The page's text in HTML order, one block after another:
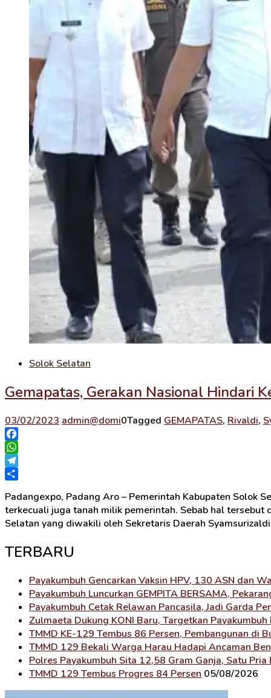
Solok Selatan
Gemapatas, Gerakan Nasional Hindari
03/02/2023 admin@domi0Tagged GEMAPATAS, Rivaldi,
Facebook
WhatsApp
Telegram
Padangexpo, Padang Aro – Pemerintah Kabupaten Solok
terkecuali juga tanah milik pemerintah. Sebab hal
Selatan yang diwakili oleh Sekretaris Daerah
TERBARU
Payakumbuh Gencarkan Vaksin HPV, 130 ASN dan
Payakumbuh Luncurkan GEMPITA BERSAMA,
Payakumbuh Cetak Relawan Pancasila, Jadi Garda
Zulmaeta Dukung KONI Baru, Targetkan
TMMD KE-129 Tembus 86 Persen, Pembangunan di
TMMD 129 Bekali Warga Harau Hadapi Ancaman
Polres Payakumbuh Sita 12,58 Gram Ganja, Satu
TMMD 129 Tembus Progres 84 Persen 05/08/2026